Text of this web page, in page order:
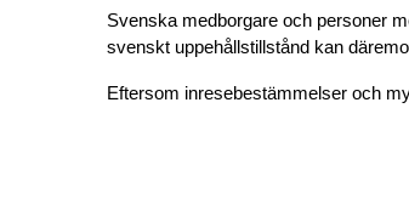
Svenska medborgare och personer
svenskt uppehållstillstånd kan
Eftersom inresebestämmelser och